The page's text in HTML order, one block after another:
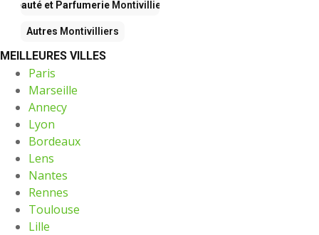
Beauté et Parfumerie Montivilliers
Autres Montivilliers
MEILLEURES VILLES
Paris
Marseille
Annecy
Lyon
Bordeaux
Lens
Nantes
Rennes
Toulouse
Lille